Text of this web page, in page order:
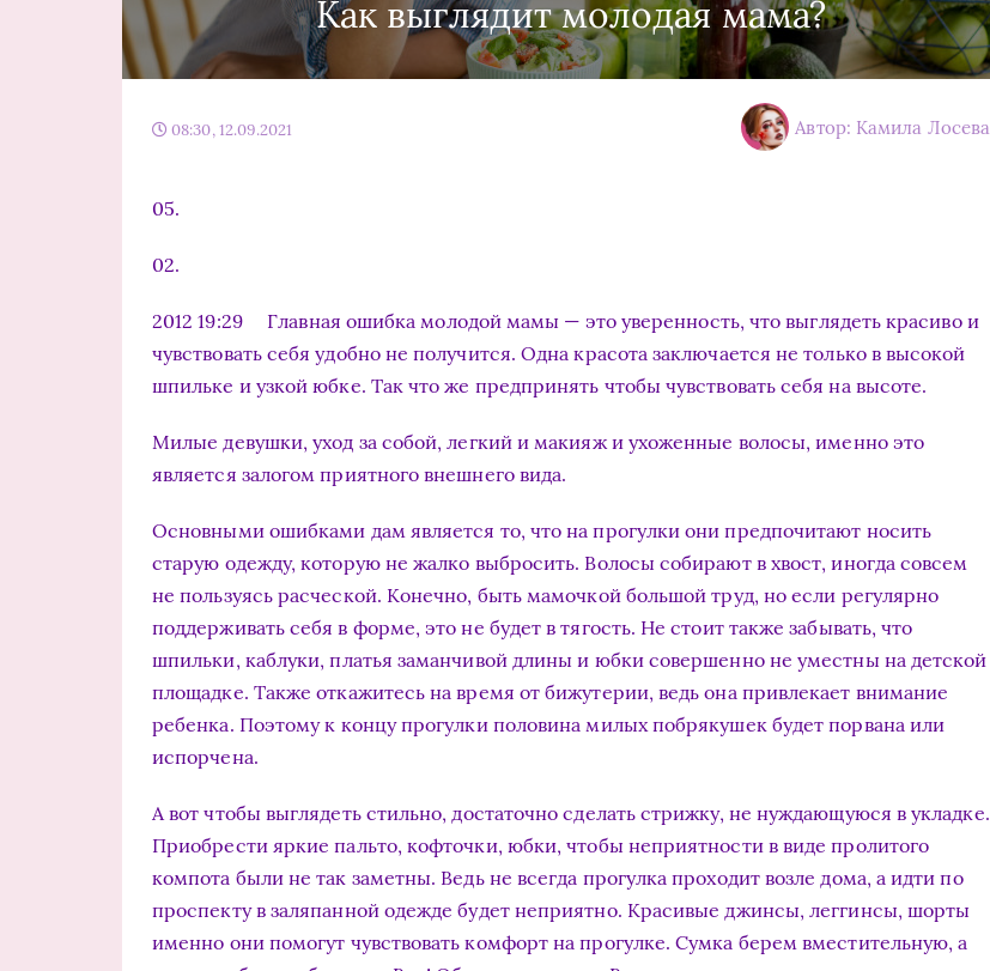
Как выглядит молодая мама?
08:30, 12.09.2021 Автор: Камила Лосева
05.
02.
2012 19:29 Главная ошибка молодой мамы — это уверенность, что выглядеть красиво и
чувствовать себя удобно не получится. Одна красота заключается не только в высокой
шпильке и узкой юбке. Так что же предпринять чтобы чувствовать себя на высоте.
Милые девушки, уход за собой, легкий и макияж и ухоженные волосы, именно это
является залогом приятного внешнего вида.
Основными ошибками дам является то, что на прогулки они предпочитают носить
старую одежду, которую не жалко выбросить. Волосы собирают в хвост, иногда совсем
не пользуясь расческой. Конечно, быть мамочкой большой труд, но если регулярно
поддерживать себя в форме, это не будет в тягость. Не стоит также забывать, что
шпильки, каблуки, платья заманчивой длины и юбки совершенно не уместны на детской
площадке. Также откажитесь на время от бижутерии, ведь она привлекает внимание
ребенка. Поэтому к концу прогулки половина милых побрякушек будет порвана или
испорчена.
А вот чтобы выглядеть стильно, достаточно сделать стрижку, не нуждающуюся в укладке.
Приобрести яркие пальто, кофточки, юбки, чтобы неприятности в виде пролитого
компота были не так заметны. Ведь не всегда прогулка проходит возле дома, а идти по
проспекту в заляпанной одежде будет неприятно. Красивые джинсы, леггинсы, шорты
именно они помогут чувствовать комфорт на прогулке. Сумка берем вместительную, а